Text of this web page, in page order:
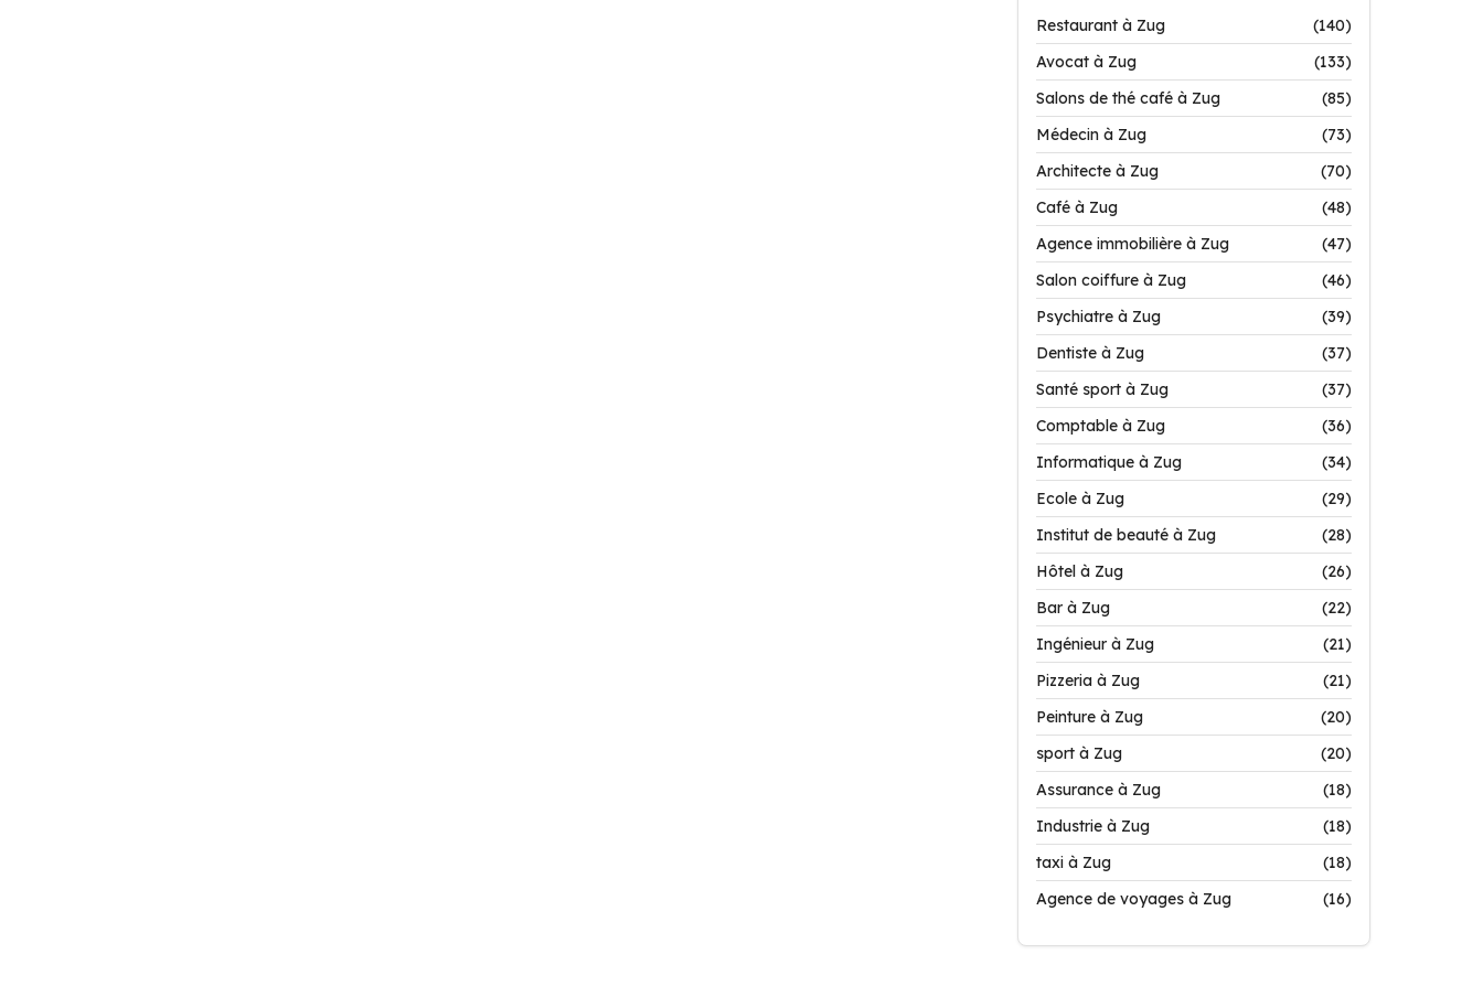
Restaurant à Zug
(140)
Avocat à Zug
(133)
Salons de thé café à Zug
(85)
Médecin à Zug
(73)
Architecte à Zug
(70)
Café à Zug
(48)
Agence immobilière à Zug
(47)
Salon coiffure à Zug
(46)
Psychiatre à Zug
(39)
Dentiste à Zug
(37)
Santé sport à Zug
(37)
Comptable à Zug
(36)
Informatique à Zug
(34)
Ecole à Zug
(29)
Institut de beauté à Zug
(28)
Hôtel à Zug
(26)
Bar à Zug
(22)
Ingénieur à Zug
(21)
Pizzeria à Zug
(21)
Peinture à Zug
(20)
sport à Zug
(20)
Assurance à Zug
(18)
Industrie à Zug
(18)
taxi à Zug
(18)
Agence de voyages à Zug
(16)